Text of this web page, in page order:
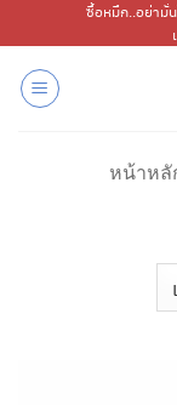
ไป
เนื้อหา
ซื้อหมึก..อย่ามั่
หน้าหลั